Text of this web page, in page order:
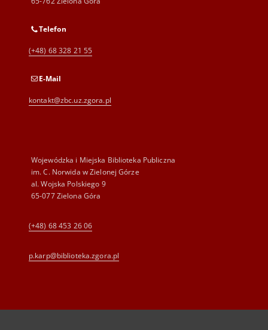
Telefon
(+48) 68 328 21 55
E-Mail
kontakt@zbc.uz.zgora.pl
Wojewódzka i Miejska Biblioteka Publiczna
im. C. Norwida w Zielonej Górze
al. Wojska Polskiego 9
65-077 Zielona Góra
(+48) 68 453 26 06
p.karp@biblioteka.zgora.pl